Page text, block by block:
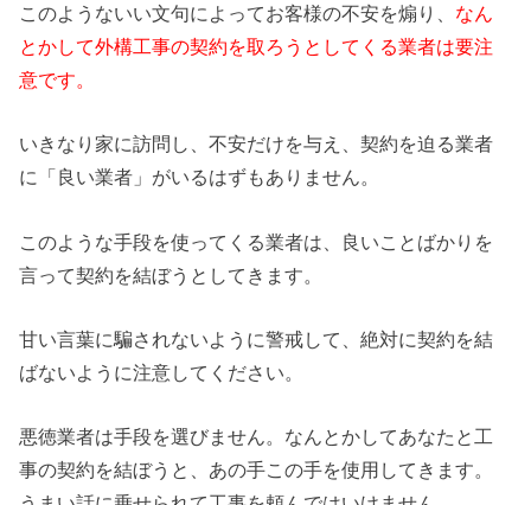
このようないい文句によってお客様の不安を煽り、 なん
とかして外構工事の契約を取ろうとしてくる業者は要注
意です。
いきなり家に訪問し、不安だけを与え、契約を迫る業者
に「良い業者」がいるはずもありません。
このような手段を使ってくる業者は、良いことばかりを
言って契約を結ぼうとしてきます。
甘い言葉に騙されないように警戒して、絶対に契約を結
ばないように注意してください。
悪徳業者は手段を選びません。なんとかしてあなたと工
事の契約を結ぼうと、あの手この手を使用してきます。